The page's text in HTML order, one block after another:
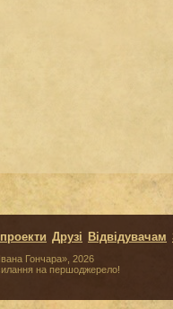
Гончара», 2026
на першоджерело!
Друзі Відвідувачам